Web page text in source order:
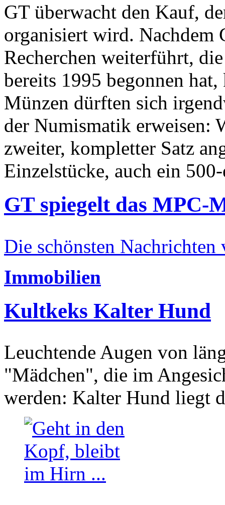
GT überwacht den Kauf,
organisiert wird. Nachdem
Recherchen weiterführt,
bereits 1995 begonnen
Münzen dürften sich
der Numismatik erweisen:
zweiter, kompletter Satz
Einzelstücke, auch ein
GT spiegelt das MPC-
Die schönsten Nachrichten
Immobilien
Kultkeks Kalter Hund
Leuchtende Augen von
"Mädchen", die im
werden: Kalter Hund liegt